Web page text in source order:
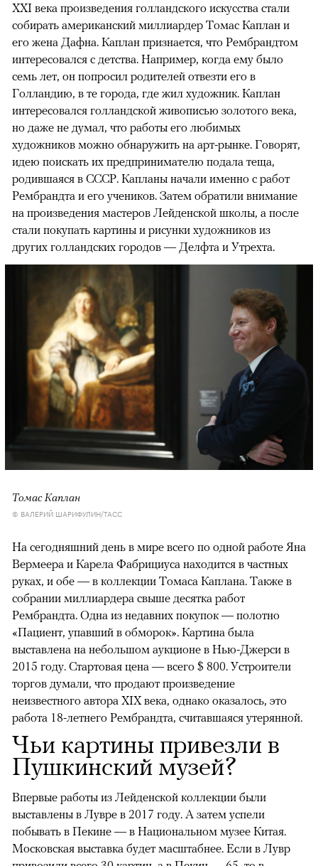
XXI века произведения голландского искусства стали
собирать американский миллиардер Томас Каплан и
его жена Дафна. Каплан признается, что Рембрандтом
интересовался с детства. Например, когда ему было
семь лет, он попросил родителей отвезти его в
Голландию, в те города, где жил художник. Каплан
интересовался голландской живописью золотого века,
но даже не думал, что работы его любимых
художников можно обнаружить на арт-рынке. Говорят,
идею поискать их предпринимателю подала теща,
родившаяся в СССР. Капланы начали именно с работ
Рембрандта и его учеников. Затем обратили внимание
на произведения мастеров Лейденской школы, а после
стали покупать картины и рисунки художников из
других голландских городов — Делфта и Утрехта.
Томас Каплан
© ВАЛЕРИЙ ШАРИФУЛИН/ТАСС
На сегодняшний день в мире всего по одной работе Яна
Вермеера и Карела Фабрициуса находится в частных
руках, и обе — в коллекции Томаса Каплана. Также в
собрании миллиардера свыше десятка работ
Рембрандта. Одна из недавних покупок — полотно
«Пациент, упавший в обморок». Картина была
выставлена на небольшом аукционе в Нью-Джерси в
2015 году. Стартовая цена — всего $ 800. Устроители
торгов думали, что продают произведение
неизвестного автора XIX века, однако оказалось, это
работа 18-летнего Рембрандта, считавшаяся утерянной.
Чьи картины привезли в
Пушкинский музей?
Впервые работы из Лейденской коллекции были
выставлены в Лувре в 2017 году. А затем успели
побывать в Пекине — в Национальном музее Китая.
Московская выставка будет масштабнее. Если в Лувр